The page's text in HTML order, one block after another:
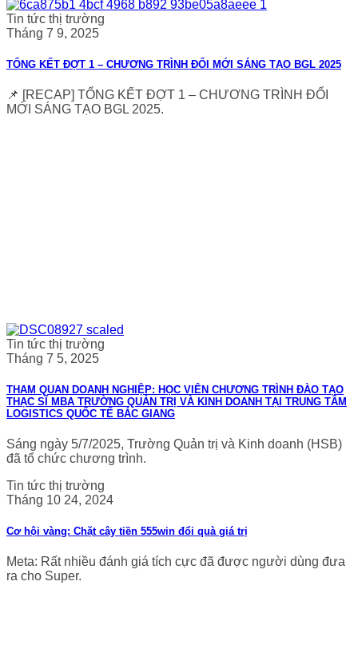
Tin tức thị trường
Tháng 7 9, 2025
TỔNG KẾT ĐỢT 1 – CHƯƠNG TRÌNH ĐỔI MỚI SÁNG TẠO BGL 2025
📌 [RECAP] TỔNG KẾT ĐỢT 1 – CHƯƠNG TRÌNH ĐỔI
MỚI SÁNG TẠO BGL 2025.
Tin tức thị trường
Tháng 7 5, 2025
THAM QUAN DOANH NGHIỆP: HỌC VIÊN CHƯƠNG TRÌNH ĐÀO TẠO
THẠC SĨ MBA TRƯỜNG QUẢN TRỊ VÀ KINH DOANH TẠI TRUNG TÂM
LOGISTICS QUỐC TẾ BẮC GIANG
Sáng ngày 5/7/2025, Trường Quản trị và Kinh doanh (HSB)
đã tổ chức chương trình.
Tin tức thị trường
Tháng 10 24, 2024
Cơ hội vàng: Chặt cây tiền 555win đổi quà giá trị
Meta: Rất nhiều đánh giá tích cực đã được người dùng đưa
ra cho Super.